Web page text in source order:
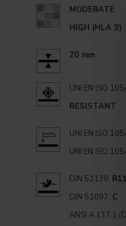
MODERATE
HIGH (HLA 3)
20 mm
UNI EN ISO
RESISTANT
UNI EN ISO
UNI EN ISO
DIN 51130: R11
DIN 51097: C
ANSI A 137.1